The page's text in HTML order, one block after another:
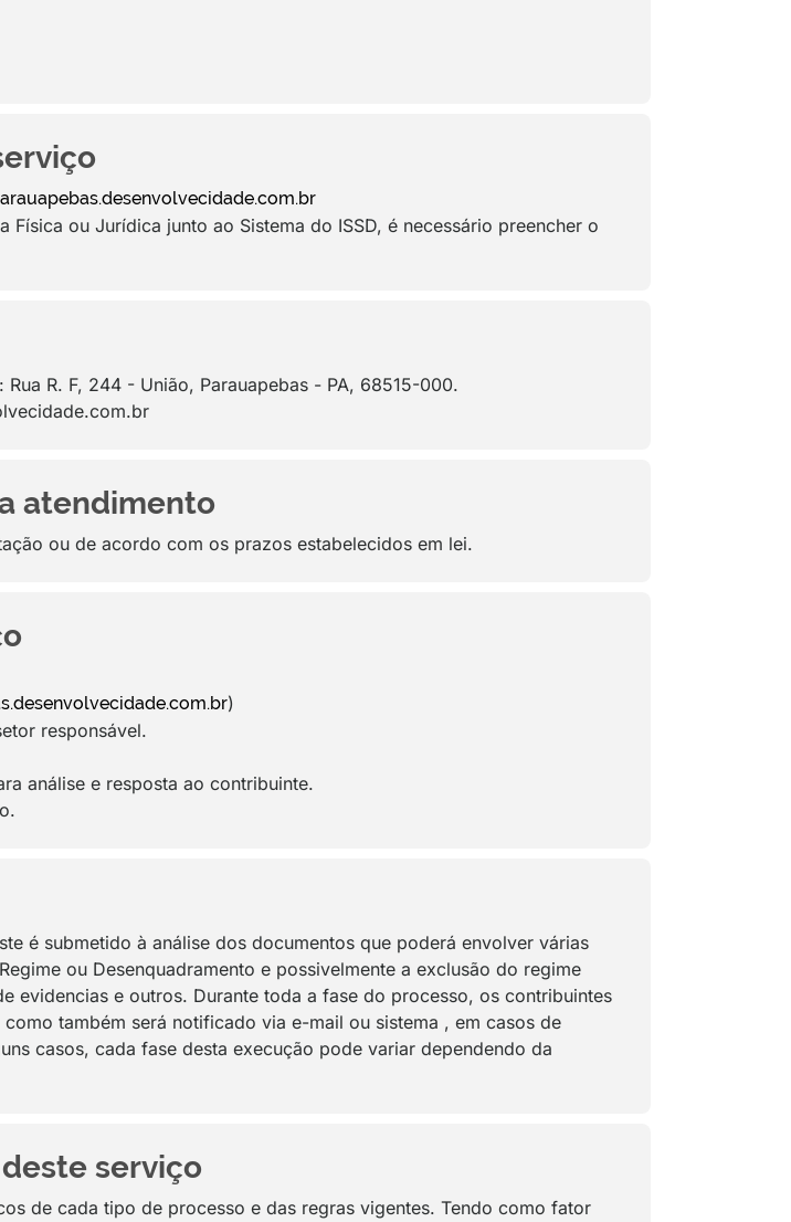
ou Jurídica junto ao Sistema do ISSD, é necessário preencher o
R. F, 244 - União, Parauapebas - PA, 68515-000.
atendimento
ou de acordo com os prazos estabelecidos em lei.
)
responsável.
análise e resposta ao contribuinte.
é submetido à análise dos documentos que poderá envolver várias
ou Desenquadramento e possivelmente a exclusão do regime
evidencias e outros. Durante toda a fase do processo, os contribuintes
também será notificado via e-mail ou sistema , em casos de
casos, cada fase desta execução pode variar dependendo da
serviço
de cada tipo de processo e das regras vigentes. Tendo como fator